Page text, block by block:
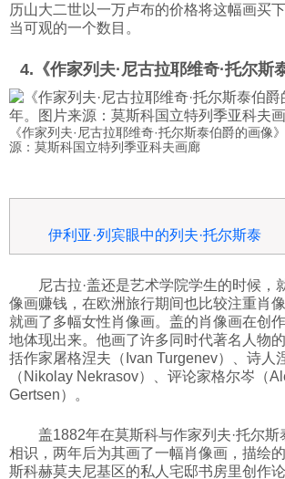
历山大二世以一万卢布的价格将这幅画买
当可观的一个数目。
4.《作家列夫·尼古拉耶维奇·托尔斯
《作家列夫·尼古拉耶维奇·托尔斯泰伯爵的画像
源：莫斯科国立特列季亚科夫画廊
伊利亚·列宾眼中的列夫·托尔斯泰
尼古拉·盖还是艺术学院学生的时候，
像画赚钱，在欧洲旅行期间也比较注重肖
就画了多幅女性肖像画。盖的肖像画在创
地体现出来。他画了许多同时代著名人物
括作家屠格涅夫（Ivan Turgenev）、诗人
（Nikolay Nekrasov）、评论家格尔岑（
Gertsen）。
盖1882年在莫斯科与作家列夫·托尔斯
相识，两年后为其画了一幅肖像画，描绘
斯科赫莫夫尼基区的私人宅邸书房里创作